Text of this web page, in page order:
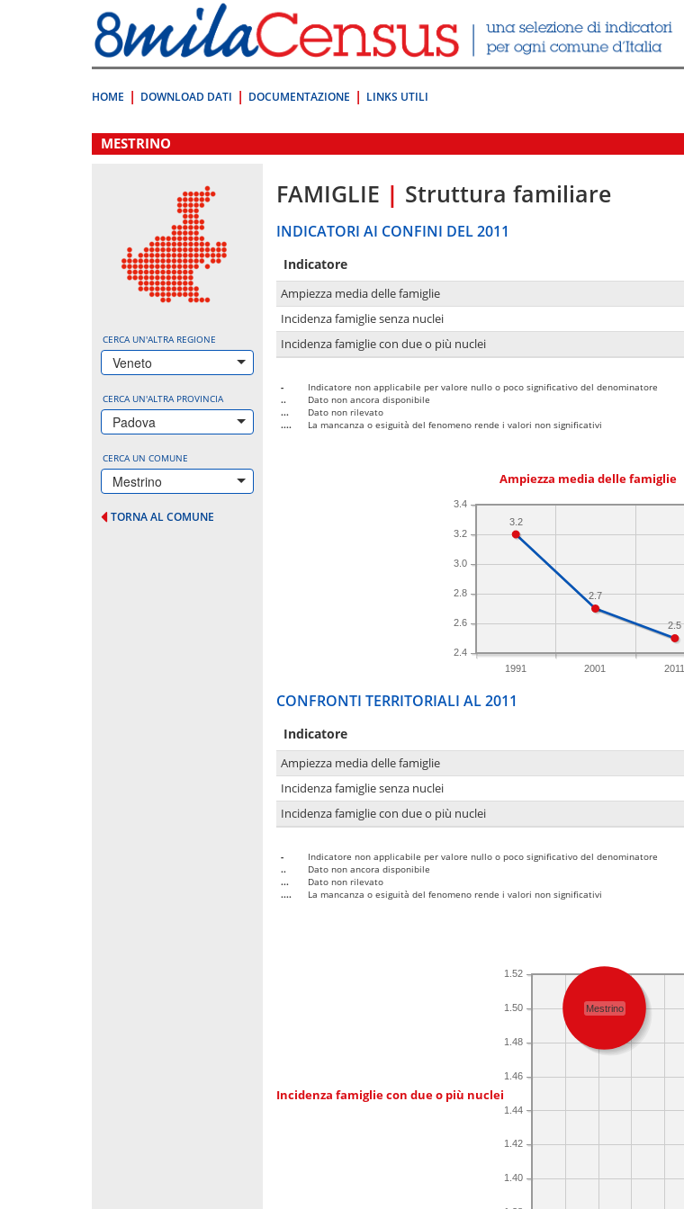
direttamente
a:
Contenuto
HOME DOWNLOAD DATI DOCUMENTAZIONE LINKS UTILI
.
MESTRINO
CERCA UN'ALTRA REGIONE
Veneto
CERCA UN'ALTRA PROVINCIA
Padova
CERCA UN COMUNE
Mestrino
TORNA AL COMUNE
FAMIGLIE | Struttura familiare
INDICATORI AI CONFINI DEL 2011
Indicatore
Ampiezza media delle famiglie
Incidenza famiglie senza nuclei
Incidenza famiglie con due o più nuclei
-
Indicatore non applicabile per valore nullo o poco significativo del denominatore
..
Dato non ancora disponibile
...
Dato non rilevato
....
La mancanza o esiguità del fenomeno rende i valori non significativi
Ampiezza media delle famiglie
1991 2001 2011
2.4
2.6
2.8
3.0
3.2
3.4
2.5
2.7
3.2
CONFRONTI TERRITORIALI AL 2011
Indicatore
Ampiezza media delle famiglie
Incidenza famiglie senza nuclei
Incidenza famiglie con due o più nuclei
-
Indicatore non applicabile per valore nullo o poco significativo del denominatore
..
Dato non ancora disponibile
...
Dato non rilevato
....
La mancanza o esiguità del fenomeno rende i valori non significativi
Incidenza famiglie con due o più nuclei
1.40
1.42
1.44
1.46
1.48
1.50
1.52
Mestrino